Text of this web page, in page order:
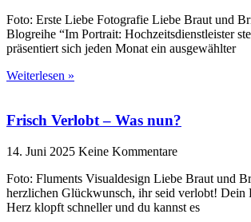
Foto: Erste Liebe Fotografie Liebe Braut und
Blogreihe “Im Portrait: Hochzeitsdienstleister
präsentiert sich jeden Monat ein ausgewählter
Weiterlesen »
Frisch Verlobt – Was nun?
14. Juni 2025 Keine Kommentare
Foto: Fluments Visualdesign Liebe Braut und
herzlichen Glückwunsch, ihr seid verlobt! Dein
Herz klopft schneller und du kannst es